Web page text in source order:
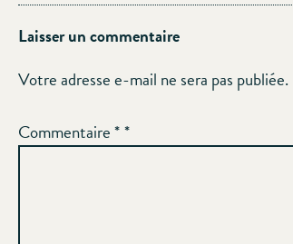
Laisser un commentaire
Votre adresse e-mail ne sera pas publiée.
Commentaire*